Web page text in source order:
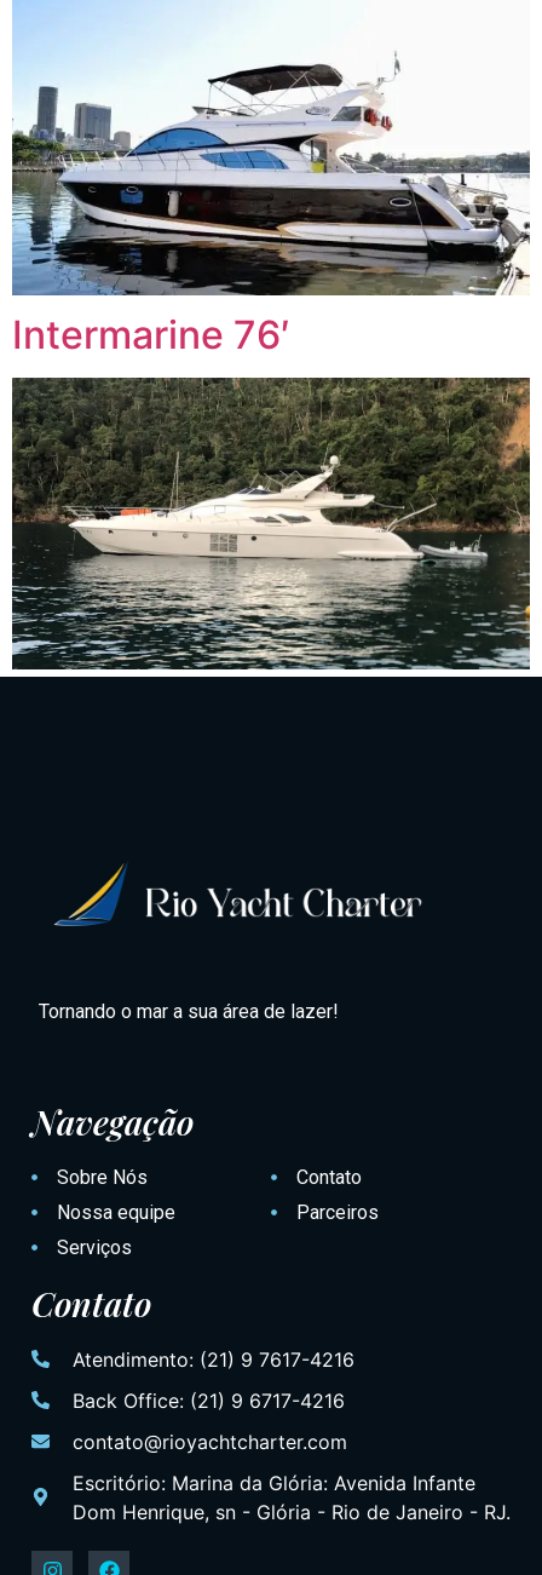
Intermarine 76′
Tornando o mar a sua área de lazer!
Navegação
Sobre Nós
Nossa equipe
Serviços
Contato
Parceiros
Contato
Atendimento: (21) 9 7617-4216
Back Office: (21) 9 6717-4216
contato@rioyachtcharter.com
Escritório: Marina da Glória: Avenida Infante
Dom Henrique, sn - Glória - Rio de Janeiro - RJ.